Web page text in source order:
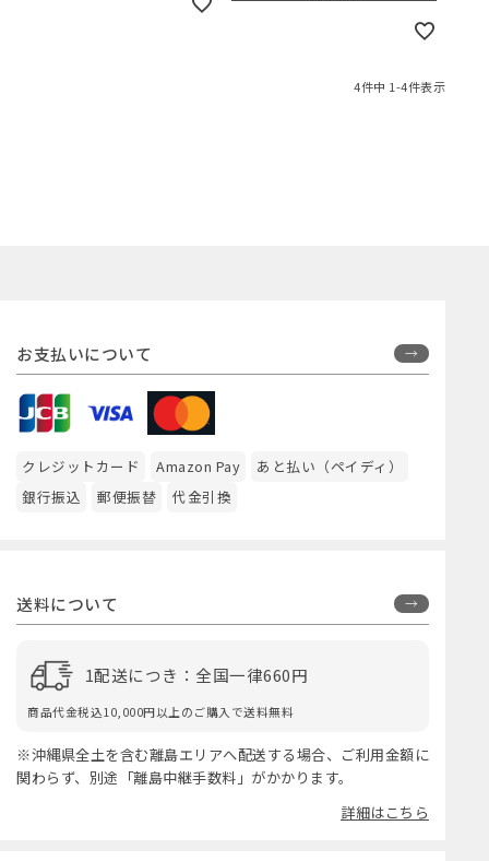
4件中 1-4件表示
お支払いについて
クレジットカード Amazon Pay
あと払い（ペイディ）
銀行振込
郵便振替 代金引換
送料について
1配送につき：全国一律660円
商品代金税込10,000円以上のご購入で送料無料
※沖縄県全土を含む離島エリアへ配送する場合、ご利用金額に
関わらず、別途「離島中継手数料」がかかります。
詳細はこちら